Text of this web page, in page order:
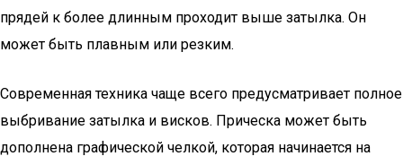
прядей к более длинным проходит выше затылка. Он
может быть плавным или резким.
Современная техника чаще всего предусматривает полное
выбривание затылка и висков. Прическа может быть
дополнена графической челкой, которая начинается на